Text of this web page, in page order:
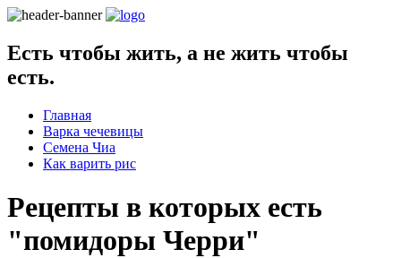
Есть чтобы жить, а не жить чтобы
есть.
Главная
Варка чечевицы
Семена Чиа
Как варить рис
Рецепты в которых есть
"помидоры Черри"